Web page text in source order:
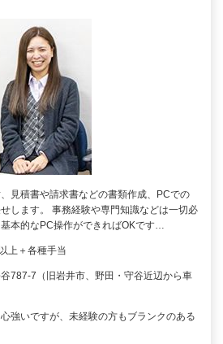
見積書や請求書などの書類作成、PCでの
します。 事務経験や専門知識などは一切必
本的なPC操作ができればOKです…
上＋各種手当
787-7（旧岩井市、野田・守谷近辺から車
強いですが、未経験の方もブランクのある